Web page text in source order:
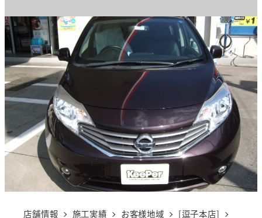
店舗情報 施工実績 お客様地域
[逗子本店]